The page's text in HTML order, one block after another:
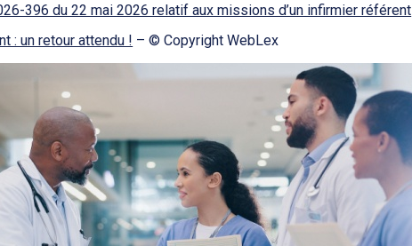
396 du 22 mai 2026 relatif aux missions d’un infirmier référent
: un retour attendu ! – © Copyright WebLex